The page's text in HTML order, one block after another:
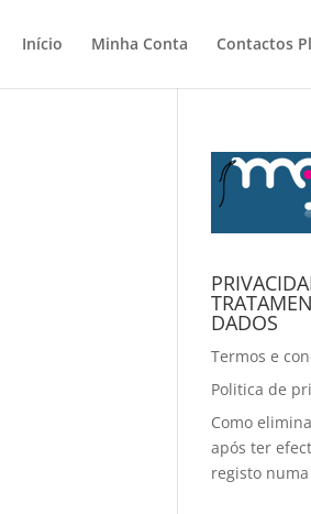
Início Minha Conta Contactos
DADOS
Termos e
Politica de
Como
após ter
registo